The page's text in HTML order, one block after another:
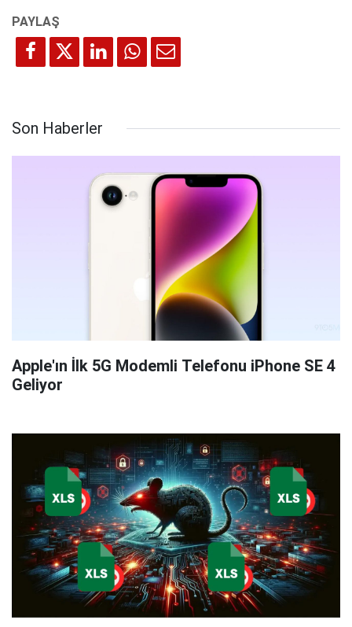
Son Haberler
Apple'ın İlk 5G Modemli Telefonu iPhone SE 4
Geliyor